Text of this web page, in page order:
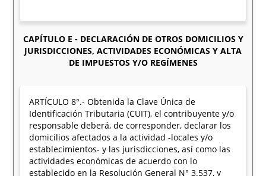
CAPÍTULO E - DECLARACIÓN DE OTROS DOMICILIOS Y
JURISDICCIONES, ACTIVIDADES ECONÓMICAS Y ALTA
DE IMPUESTOS Y/O REGÍMENES
ARTÍCULO 8°.- Obtenida la Clave Única de
Identificación Tributaria (CUIT), el contribuyente y/o
responsable deberá, de corresponder, declarar los
domicilios afectados a la actividad -locales y/o
establecimientos- y las jurisdicciones, así como las
actividades económicas de acuerdo con lo
establecido en la Resolución General N° 3.537, y